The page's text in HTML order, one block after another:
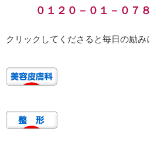
０１２０－０１－０７８
クリックしてくださると毎日の励み